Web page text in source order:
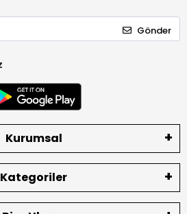
Gönder
Kurumsal
Kategoriler